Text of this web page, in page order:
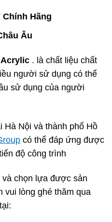
Chính Hãng
Âu
Acrylic . là chất liệu chất
người sử dụng có thể
sử dụng của người
Nội và thành phố Hồ
có thể đáp ứng được
độ công trình
chọn lựa được sản
vui lòng ghé thăm qua